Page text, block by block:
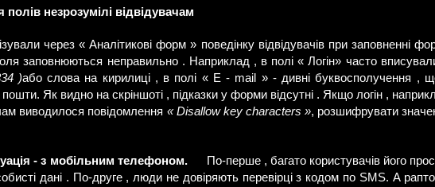
полів незрозумілі відвідувачам
через « Аналітикові форм » поведінку відвідувачів при заповненні
заповнюються неправильно . Наприклад , в полі « Логін» часто
)або слова на кирилиці , в полі « E - mail » - дивні буквосполучення ,
пошти. Як видно на скріншоті , підказки у форми відсутні . Якщо логін ,
виводилося повідомлення « Disallow key characters », розшифрувати
- з мобільним телефоном.
По-перше , багато користувачів його
дані . По-друге , люди не довіряють перевірці з кодом по SMS. А